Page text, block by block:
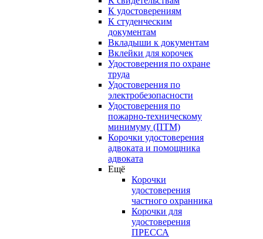
К удостоверениям
К студенческим
документам
Вкладыши к документам
Вклейки для корочек
Удостоверения по охране
труда
Удостоверения по
электробезопасности
Удостоверения по
пожарно-техническому
минимуму (ПТМ)
Корочки удостоверения
адвоката и помощника
адвоката
Ещё
Корочки
удостоверения
частного охранника
Корочки для
удостоверения
ПРЕССА